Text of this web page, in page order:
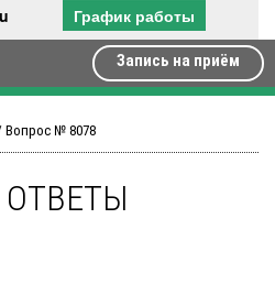
График работы
Запись на приём
Вопрос № 8078